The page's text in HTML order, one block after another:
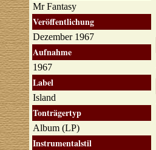
Mr Fantasy
Veröffentlichung
Dezember 1967
Aufnahme
1967
Label
Island
Tonträgertyp
Album (LP)
Instrumentalstil